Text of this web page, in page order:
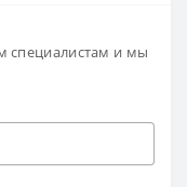
специалистам и мы